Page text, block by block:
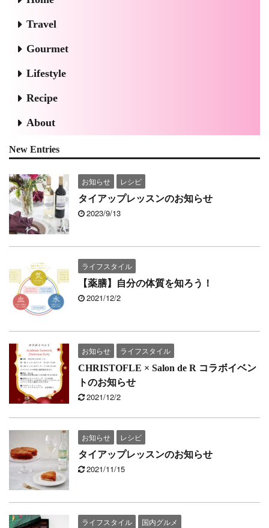
Travel
Gourmet
Lifestyle
Recipe
About
New Entries
お知らせ
レシピ
タイアップレッスンのお知らせ
2023/9/13
ライフスタイル
【薬膳】自分の体質を知ろう！
2021/12/2
お知らせ
ライフスタイル
CHRISTOFLE × Salon de R コラボイベン
トのお知らせ
2021/12/2
お知らせ
レシピ
タイアップレッスンのお知らせ
2021/11/15
ライフスタイル
国内グルメ